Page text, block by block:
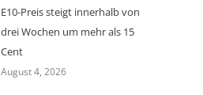
E10-Preis steigt innerhalb von
drei Wochen um mehr als 15
Cent
August 4, 2026